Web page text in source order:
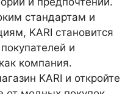
стандартам и
KARI становится
и
компания.
KARI и откройте